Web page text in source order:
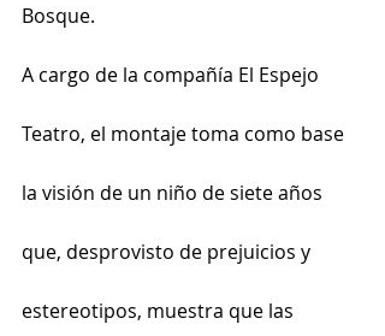
Bosque.
A cargo de la compañía El Espejo
Teatro, el montaje toma como base
la visión de un niño de siete años
que, desprovisto de prejuicios y
estereotipos, muestra que las